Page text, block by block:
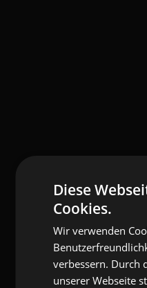
Diese
Cookies.
Wir verwenden
verbessern. Durch
unserer Webseite